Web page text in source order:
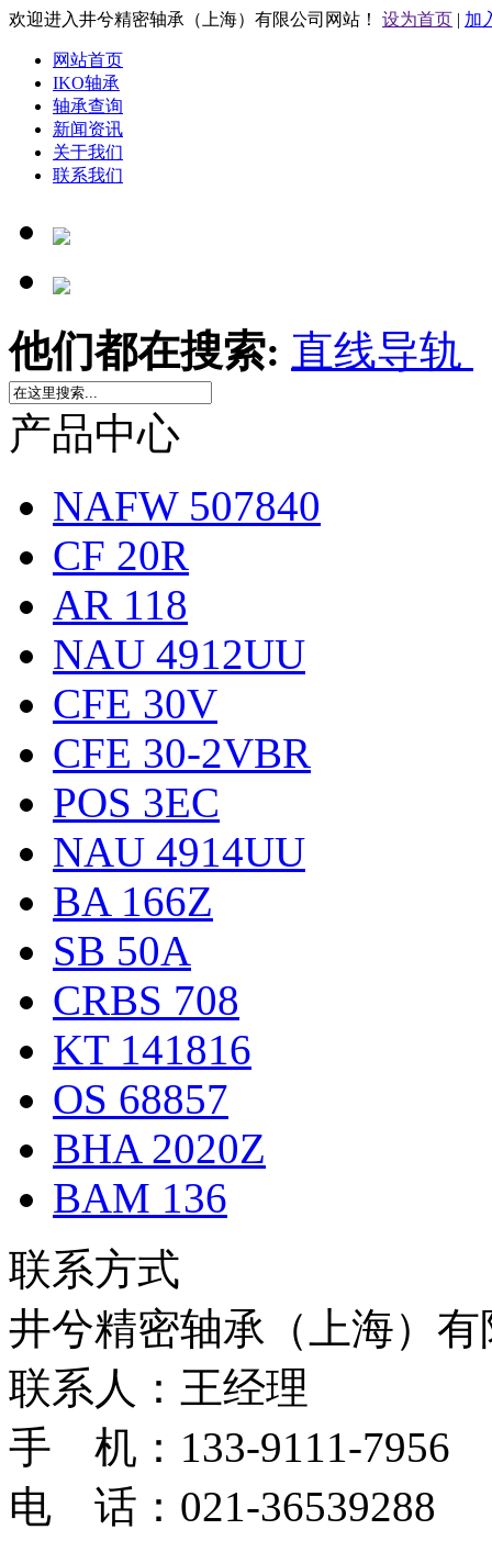
欢迎进入井兮精密轴承（上海）有限公司网站！ 设为首页 | 加
网站首页
IKO轴承
轴承查询
新闻资讯
关于我们
联系我们
他们都在搜索: 直线导轨
产品中心
NAFW 507840
CF 20R
AR 118
NAU 4912UU
CFE 30V
CFE 30-2VBR
POS 3EC
NAU 4914UU
BA 166Z
SB 50A
CRBS 708
KT 141816
OS 68857
BHA 2020Z
BAM 136
联系方式
井兮精密轴承（上海）有
联系人：王经理
手 机：133-9111-7956
电 话：021-36539288